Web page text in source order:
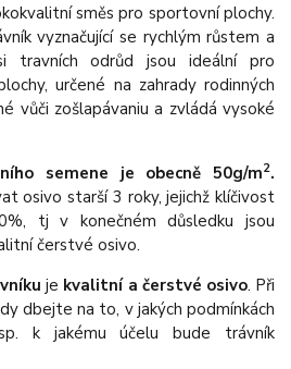
směs pro sportovní plochy.
vyznačující se rychlým růstem a
travních odrůd jsou ideální pro
určené na zahrady rodinných
vůči zošlapávaniu a zvládá vysoké
semene je obecně 50g/m2.
osivo starší 3 roky, jejichž klíčivost
tj v konečném důsledku jsou
čerstvé osivo.
je kvalitní a čerstvé osivo. Při
dbejte na to, v jakých podmínkách
k jakému účelu bude trávník